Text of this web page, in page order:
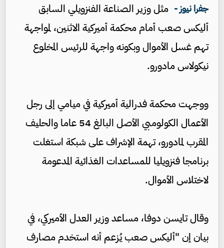
جفرا نيوز - مثل وزير الصناعة الفنزويلي السابق
أليكس صعب أمام محكمة أميركية الاثنين، لمواجهة
تهم غسل الأموال وبكونه واجهة للرئيس المخلوع
نيكولاس مادورو.
ووجهت محكمة فدرالية أميركية في ميامي إلى رجل
الأعمال الكولومبي الأصل البالغ 54 عاما والحليف
المقرب لمادورو، تهمة الإشراف على شبكة استغلت
برنامجا فنزويليا للمساعدات الغذائية المدعومة
لاختلاس الأموال.
وقال تايسن دوفا، مساعد وزير العدل الأميركي، في
بيان إن "أليكس صعب يُزعم أنه استخدم مصارف